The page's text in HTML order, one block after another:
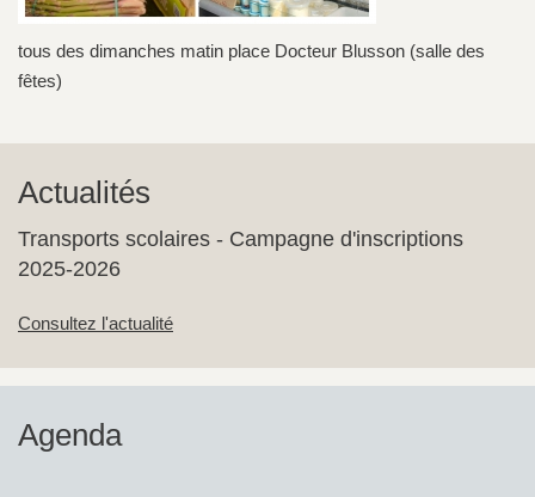
tous des dimanches matin place Docteur Blusson (salle des
fêtes)
Actualités
Transports scolaires - Campagne d'inscriptions
2025-2026
Consultez l'actualité
Agenda